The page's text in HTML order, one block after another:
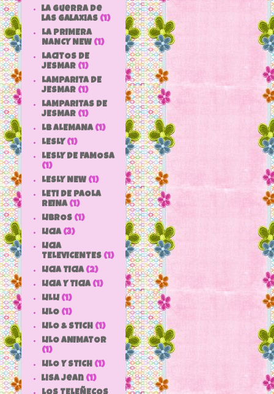
la guerra de
las galaxias (1)
LA PRIMERA
NANCY NEW (1)
LACITOS DE
JESMAR (1)
LAMPARITA DE
JESMAR (1)
LAMPARITAS DE
JESMAR (1)
LB ALEMANA (1)
LESLY (1)
LESLY DE FAMOSA
(1)
LESLY NEW (1)
LETI DE PAOLA
REINA (1)
LIBROS (1)
LICIA (3)
LICIA
TELEVICENTES (1)
LICIA TICIA (2)
LICIA Y TICIA (1)
LILLI (1)
LILO (1)
LILO & STICH (1)
LILO ANIMATOR
(1)
LILO Y STICH (1)
lisa jean (1)